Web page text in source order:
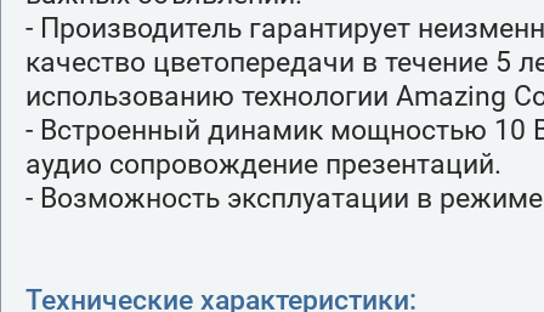
- Производитель гарантирует
качество цветопередачи в течение 5
использованию технологии Amazing
- Встроенный динамик мощностью 10
аудио сопровождение презентаций.
- Возможность эксплуатации в
Технические характеристики: